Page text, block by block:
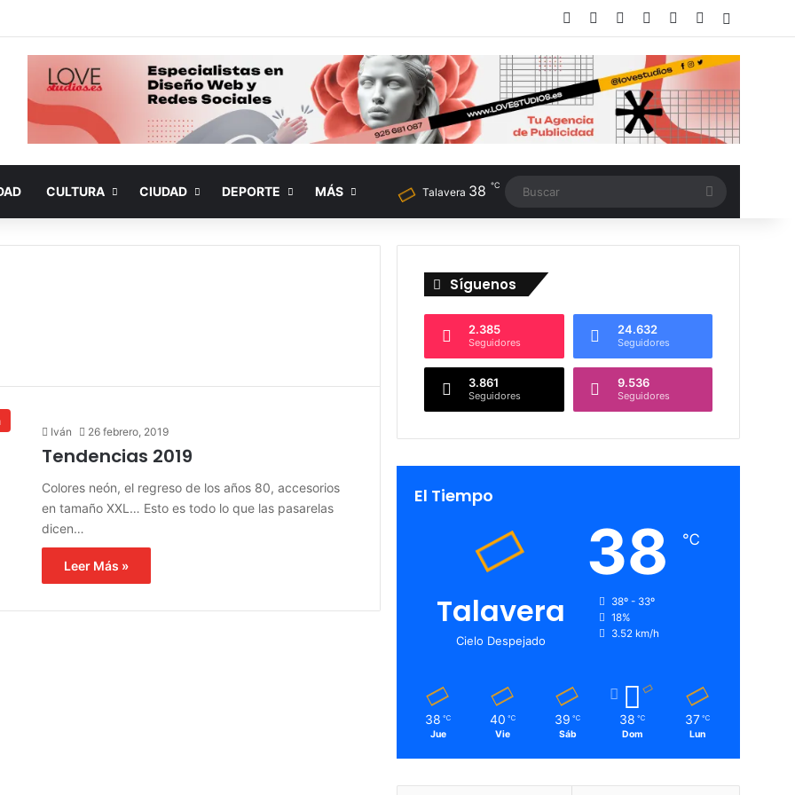
Facebook LinkedInInstagram
TikTokRSS
CULTURA CIUDAD DEPORTE MÁS Talavera 38 ℃
Iván 26 febrero, 2019
Tendencias 2019
Colores neón, el regreso de los años 80, accesorios
en tamaño XXL… Esto es todo lo que las pasarelas
dicen…
Leer Más »
Síguenos
2.385
Seguidores
24.632
Seguidores
3.861
Seguidores
9.536
Seguidores
El Tiempo
Talavera
Cielo Despejado
38 ℃
38º - 33º
18%
3.52 km/h
38 ℃
Jue
40 ℃
Vie
39 ℃
Sáb
38 ℃
Dom
37 ℃
Lun